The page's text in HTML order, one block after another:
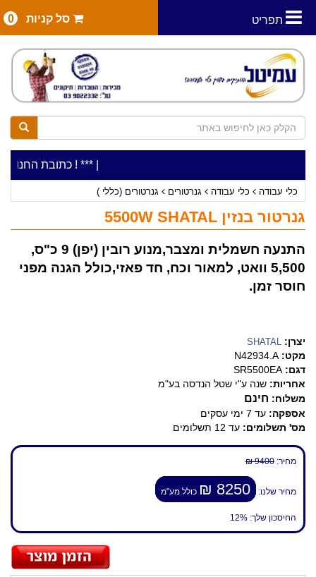
תפריט סל קניות 0
***כתובת החנות: רח' המלאכה 2, ביתן 8 (כניסה***כלי עבודה להשכרה בתעריף יומי משתלם ! ***
כלי עבודה כלי עבודה גנרטורים גנרטורים (כללי )
גנרטור בנזין 5500W SHATAL
התנעה חשמלית ומצבר,מנוע רובין (יפן) 9 כ"ס,
5,500 וואט, למאור וכח, חד פאזי,כולל הגנה מפני
חוסר זמן.
יצרן: SHATAL
מקט: N42934.A
דגם: SR5500EA
אחריות: שנה ע"י שטל הנדסה בע"מ
משלוח: חינם
אספקה: עד 7 ימי עסקים
מס' תשלומים: עד 12 תשלומים
מחיר: 9400 ₪
מחיר שלנו: 8250 ₪ כולל מע"מ
החיסכון שלך: 12%